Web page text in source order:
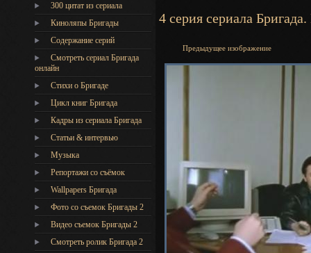
300 цитат из сериала
Киноляпы Бригады
Содержание серий
Смотреть сериал Бригада
онлайн
Стихи о Бригаде
Цикл книг Бригада
Кадры из сериала Бригада
Статьи & интервью
Музыка
Репортажи со съёмок
Wallpapers Бригада
Фото со съемок Бригады 2
Видео съемок Бригады 2
Cмотреть ролик Бригада 2
4 серия сериала
Предыдущее изображение